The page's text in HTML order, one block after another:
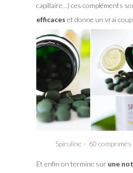
capillaire…) ces compléments
efficaces et donne un vrai
Spiruline – 60
Et enfin on termine sur une